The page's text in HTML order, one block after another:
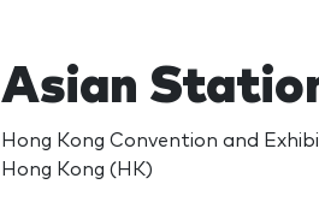
Asian
Hong Kong Convention and
Hong Kong (HK)